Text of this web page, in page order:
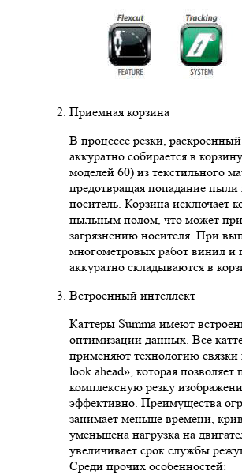
Приемная корзина
В процессе резки,
аккуратно собирается в
моделей 60) из текстильного
предотвращая попадание пыли
носитель. Корзина исключает
пыльным полом, что может
загрязнению носителя. При
многометровых работ винил и
аккуратно складываются в
Встроенный интеллект
Каттеры Summa имеют
оптимизации данных. Все
применяют технологию связки
look ahead», которая позволяет
комплексную резку
эффективно. Преимущества
занимает меньше времени,
уменьшена нагрузка на
увеличивает срок службы
Среди прочих особенностей: